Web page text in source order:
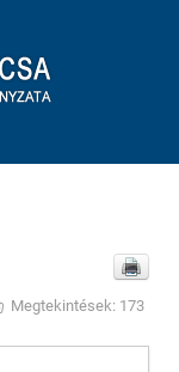
Megtekintések: 173